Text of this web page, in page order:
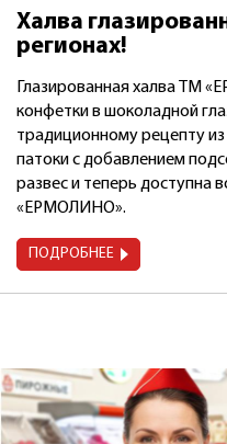
Халва
регионах!
Глазированная халва ТМ
конфетки в шоколадной
традиционному рецепту
патоки с добавлением
развес и теперь доступна
«ЕРМОЛИНО».
ПОДРОБНЕЕ